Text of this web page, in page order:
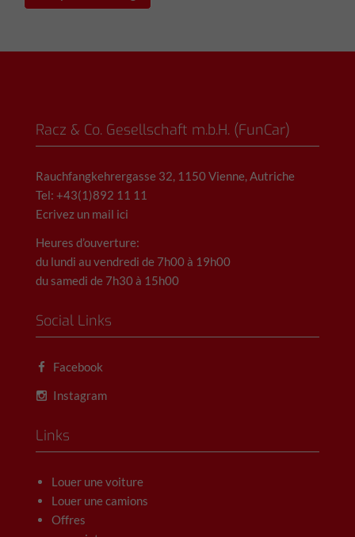
Racz & Co. Gesellschaft m.b.H. (FunCar)
Rauchfangkehrergasse 32, 1150 Vienne, Autriche
Tel: +43(1)892 11 11
Ecrivez un mail ici
Heures d’ouverture:
du lundi au vendredi de 7h00 à 19h00
du samedi de 7h30 à 15h00
Social Links
Facebook
Instagram
Links
Louer une voiture
Louer une camions
Offres